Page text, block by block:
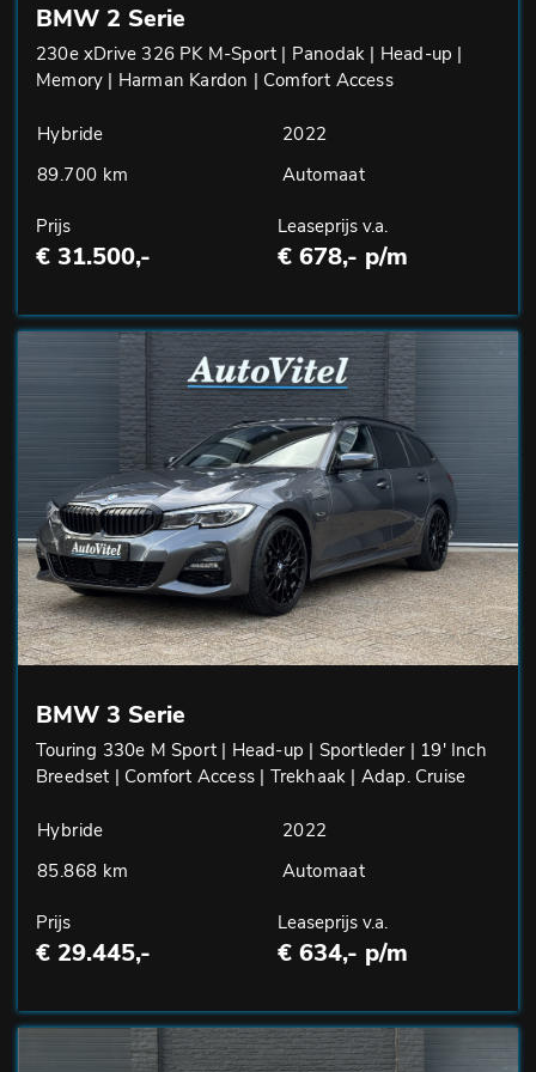
BMW 2 Serie
230e xDrive 326 PK M-Sport | Panodak | Head-up |
Memory | Harman Kardon | Comfort Access
Hybride
2022
89.700 km
Automaat
Prijs
€ 31.500,-
Leaseprijs v.a.
€ 678,- p/m
BMW 3 Serie
Touring 330e M Sport | Head-up | Sportleder | 19' Inch
Breedset | Comfort Access | Trekhaak | Adap. Cruise
Hybride
2022
85.868 km
Automaat
Prijs
€ 29.445,-
Leaseprijs v.a.
€ 634,- p/m